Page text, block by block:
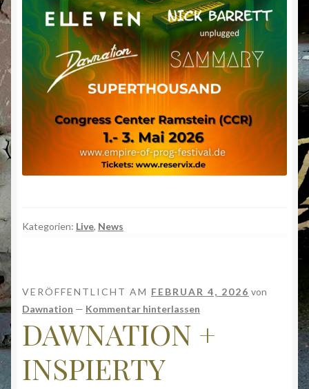
Kategorien: Live, News
VERÖFFENTLICHT AM FEBRUAR 4, 2026 von
Dawnation — Kommentar hinterlassen
DAWNATION +
INSPIERTY